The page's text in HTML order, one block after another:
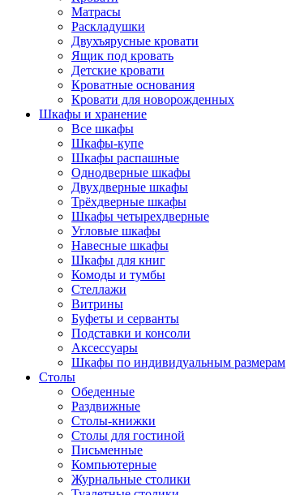
Матрасы
Раскладушки
Двухъярусные кровати
Ящик под кровать
Детские кровати
Кроватные основания
Кровати для новорожденных
Шкафы и хранение
Все шкафы
Шкафы-купе
Шкафы распашные
Однодверные шкафы
Двухдверные шкафы
Трёхдверные шкафы
Шкафы четырехдверные
Угловые шкафы
Навесные шкафы
Шкафы для книг
Комоды и тумбы
Стеллажи
Витрины
Буфеты и серванты
Подставки и консоли
Аксессуары
Шкафы по индивидуальным размерам
Столы
Обеденные
Раздвижные
Столы-книжки
Столы для гостиной
Письменные
Компьютерные
Журнальные столики